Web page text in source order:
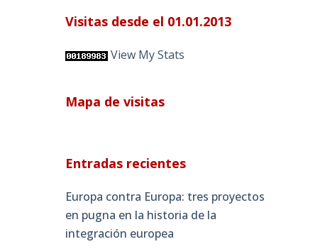
Visitas desde el 01.01.2013
View My Stats
Mapa de visitas
Entradas recientes
Europa contra Europa: tres proyectos
en pugna en la historia de la
integración europea